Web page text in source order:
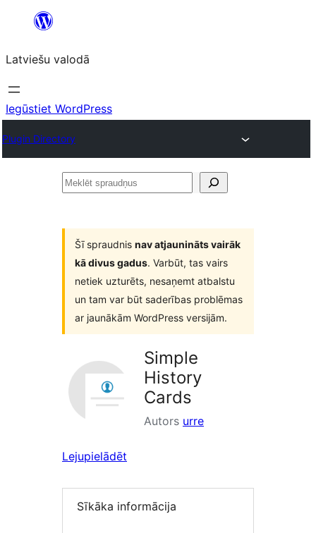
Pāriet
saturu
Latviešu valodā
Iegūstiet WordPress
Plugin Directory
Meklēt
Šī spraudnis nav atjaunināts vairāk
kā divus gadus. Varbūt, tas vairs
netiek uzturēts, nesaņemt atbalstu
un tam var būt saderības problēmas
ar jaunākām WordPress versijām.
Simple
History
Cards
Autors urre
Lejupielādēt
Sīkāka informācija